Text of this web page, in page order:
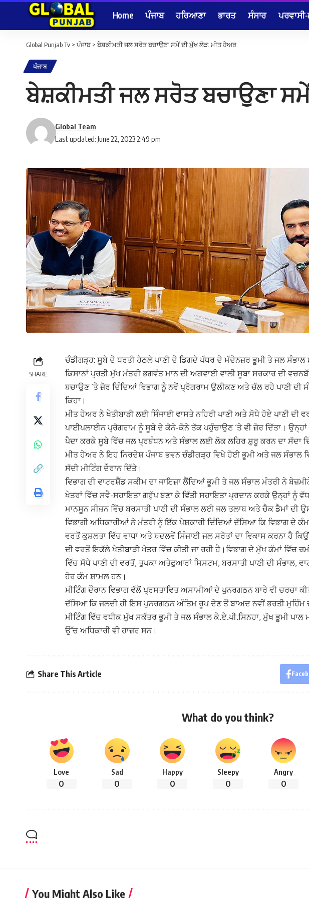
Home ਪੰਜਾਬ ਹਰਿਆਣਾ ਭਾਰਤ ਸੰਸਾਰ
Global Punjab Tv > ਪੰਜਾਬ> ਬੇਸ਼ਕੀਮਤੀ ਜਲ ਸਰੋਤ ਬਚਾਉਣਾ ਸਮੇਂ ਦੀ ਮੁੱਖ ਲੋੜ: ਮੀਤ ਹੇਅਰ
ਪੰਜਾਬ
ਬੇਸ਼ਕੀਮਤੀ ਜਲ ਸਰੋਤ ਬਚਾਉਣਾ
Last updated: June 22, 2023 2:49 pm
Global Team
SHARE
ਚੰਡੀਗੜ੍ਹ: ਸੂਬੇ ਦੇ ਧਰਤੀ ਹੇਠਲੇ ਪਾਣੀ ਦੇ ਡਿਗਦੇ ਪੱਧਰ ਦੇ ਮੱਦੇਨਜ਼ਰ ਭੂਮੀ ਤੇ ਜਲ
ਕਿਸਾਨਾਂ ਪ੍ਰਤੀ ਮੁੱਖ ਮੰਤਰੀ ਭਗਵੰਤ ਮਾਨ ਦੀ ਅਗਵਾਈ ਵਾਲੀ ਸੂਬਾ ਸਰਕਾਰ ਦੀ
ਬਚਾਉਣ ‘ਤੇ ਜ਼ੋਰ ਦਿੰਦਿਆਂ ਵਿਭਾਗ ਨੂੰ ਨਵੇਂ ਪ੍ਰੋਗਰਾਮ ਉਲੀਕਣ ਅਤੇ ਚੱਲ ਰਹੇ ਪਾਣੀ
ਕਿਹਾ।
ਮੀਤ ਹੇਅਰ ਨੇ ਖੇਤੀਬਾੜੀ ਲਈ ਸਿੰਜਾਈ ਵਾਸਤੇ ਨਹਿਰੀ ਪਾਣੀ ਅਤੇ ਸੋਧੇ ਹੋਏ ਪਾਣੀ
ਪਾਈਪਲਾਈਨ ਪ੍ਰੋਗਰਾਮ ਨੂੰ ਸੂਬੇ ਦੇ ਕੋਨੇ-ਕੋਨੇ ਤੱਕ ਪਹੁੰਚਾਉਣ ‘ਤੇ ਵੀ ਜ਼ੋਰ ਦਿੱਤਾ। ਉਨ੍ਹਾਂ
ਪੈਦਾ ਕਰਕੇ ਸੂਬੇ ਵਿੱਚ ਜਲ ਪ੍ਰਬੰਧਨ ਅਤੇ ਸੰਭਾਲ ਲਈ ਲੋਕ ਲਹਿਰ ਸ਼ੁਰੂ ਕਰਨ ਦਾ ਸੱਦਾ
ਮੀਤ ਹੇਅਰ ਨੇ ਇਹ ਨਿਰਦੇਸ਼ ਪੰਜਾਬ ਭਵਨ ਚੰਡੀਗੜ੍ਹ ਵਿਖੇ ਹੋਈ ਭੂਮੀ ਅਤੇ ਜਲ ਸੰਭਾਲ
ਸੱਦੀ ਮੀਟਿੰਗ ਦੌਰਾਨ ਦਿੱਤੇ।
ਵਿਭਾਗ ਦੀ ਵਾਟਰਸ਼ੈੱਡ ਸਕੀਮ ਦਾ ਜਾਇਜ਼ਾ ਲੈਂਦਿਆਂ ਭੂਮੀ ਤੇ ਜਲ ਸੰਭਾਲ ਮੰਤਰੀ ਨੇ
ਖੇਤਰਾਂ ਵਿੱਚ ਸਵੈ-ਸਹਾਇਤਾ ਗਰੁੱਪ ਬਣਾ ਕੇ ਵਿੱਤੀ ਸਹਾਇਤਾ ਪ੍ਰਦਾਨ ਕਰਕੇ ਉਨ੍ਹਾਂ ਨੂੰ
ਮਾਨਸੂਨ ਸੀਜ਼ਨ ਵਿੱਚ ਬਰਸਾਤੀ ਪਾਣੀ ਦੀ ਸੰਭਾਲ ਲਈ ਜਲ ਤਲਾਬ ਅਤੇ ਚੈਕ ਡੈਮਾਂ ਦੀ
ਵਿਭਾਗੀ ਅਧਿਕਾਰੀਆਂ ਨੇ ਮੰਤਰੀ ਨੂੰ ਇੱਕ ਪੇਸ਼ਕਾਰੀ ਦਿੰਦਿਆਂ ਦੱਸਿਆ ਕਿ ਵਿਭਾਗ ਦੇ
ਵਰਤੋਂ ਕੁਸ਼ਲਤਾ ਵਿੱਚ ਵਾਧਾ ਅਤੇ ਬਦਲਵੇਂ ਸਿੰਜਾਈ ਜਲ ਸਰੋਤਾਂ ਦਾ ਵਿਕਾਸ ਕਰਨਾ ਹੈ
ਦੀ ਵਰਤੋਂ ਇਕੱਲੇ ਖੇਤੀਬਾੜੀ ਖੇਤਰ ਵਿੱਚ ਕੀਤੀ ਜਾ ਰਹੀ ਹੈ।ਵਿਭਾਗ ਦੇ ਮੁੱਖ ਕੰਮਾਂ ਵਿੱਚ
ਵਿੱਚ ਸੋਧੇ ਪਾਣੀ ਦੀ ਵਰਤੋਂ, ਤੁਪਕਾ ਅਤੇਫੁਆਰਾਂ ਸਿਸਟਮ, ਬਰਸਾਤੀ ਪਾਣੀ ਦੀ ਸੰਭਾਲ,
ਹੋਰ ਕੰਮ ਸ਼ਾਮਲ ਹਨ।
ਮੀਟਿੰਗ ਦੌਰਾਨ ਵਿਭਾਗ ਵੱਲੋਂ ਪ੍ਰਸਤਾਵਿਤ ਅਸਾਮੀਆਂ ਦੇ ਪੁਨਰਗਠਨ ਬਾਰੇ ਵੀ ਚਰਚਾ
ਦੱਸਿਆ ਕਿ ਜਲਦੀ ਹੀ ਇਸ ਪੁਨਰਗਠਨ ਅੰਤਿਮ ਰੂਪ ਦੇਣ ਤੋਂ ਬਾਅਦ ਨਵੀਂ ਭਰਤੀ ਮੁਹਿੰਮ
ਮੀਟਿੰਗ ਵਿੱਚ ਵਧੀਕ ਮੁੱਖ ਸਕੱਤਰ ਭੂਮੀ ਤੇ ਜਲ ਸੰਭਾਲ ਕੇ.ਏ.ਪੀ.ਸਿਨਹਾ, ਮੁੱਖ ਭੂਮੀ
ਉੱਚ ਅਧਿਕਾਰੀ ਵੀ ਹਾਜ਼ਰ ਸਨ।
Share This Article
What do you think?
Love
0
Sad
0
Happy
0
Sleepy
0
Angry
0
You Might Also Like